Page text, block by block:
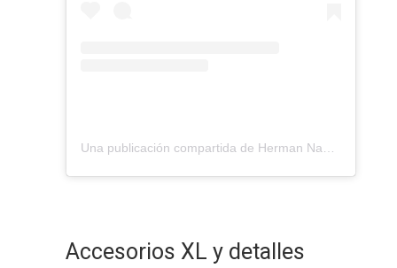
Accesorios XL y detalles